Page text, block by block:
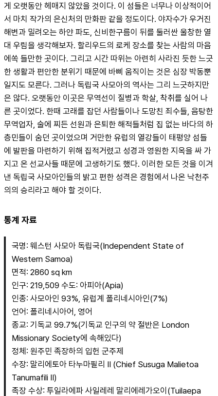
게 오랫동안 헤매지 않았을 것이다. 이 섬들은 너무나 이상적이어
서 마치 작가의 은신처의 만화판 같을 정도이다. 야자수가 우거진
해변과 밀려오는 하얀 파도, 신비한구름이 뒤를 둘러싼 울창한 열
대 우림을 생각해보자. 할리우드의 로케 장소를 찾는 사람의 마음
에쏙 들만한 곳이다. 그리고 시간 따위는 아련히 사라진 듯한 느긋
한 생활과 편안한 분위기 때문에 바삐 움직이는 것은 심장 박동뿐
일지도 모른다. 그러나 독립국 사모아의 역사는 그리 느긋하지만
은 않다. 오랫동안 이곳은 무역선이 질병과 학살, 착취를 실어 나
른 곳이었다. 한때 고래를 잡던 사람들이나 도망친 죄수들, 음탕한
무역업자, 술에 찌든 선원과 은퇴한 해적들처럼 집 없는 바다의 하
층민들이 숨던 곳이었으며 거만한 유럽의 열강들이 태평양 섬들
에 발판을 마련하기 위해 집적거렸고 성경과 영원한 지옥을 싸 가
지고 온 선교사들 때문에 고생하기도 했다. 이러한 모든 것을 이겨
낸 독립국 사모아인들의 밝고 편한 성격은 경험에서 나온 낙천주
의의 승리라고 해야 할 것이다.
통계 자료
국명: 웨스턴 사모아 독립국(Independent State of
Western Samoa)
면적: 2860 sq km
인구: 219,509 수도: 아피아(Apia)
인종: 사모아인 93%, 유럽계 폴리네시아인(7%)
언어: 폴리네시아어, 영어
종교: 기독교 99.7%(기독교 인구의 약 절반은 London
Missionary Society에 속해있다)
정체: 원주민 족장하의 입헌 군주제
수장: 말리에토아 타누마필리 II (Chief Susuga Malietoa
Tanumafili II)
족장 수상: 투일라에파 사일레레 말리에레가오이(Tuilaepa